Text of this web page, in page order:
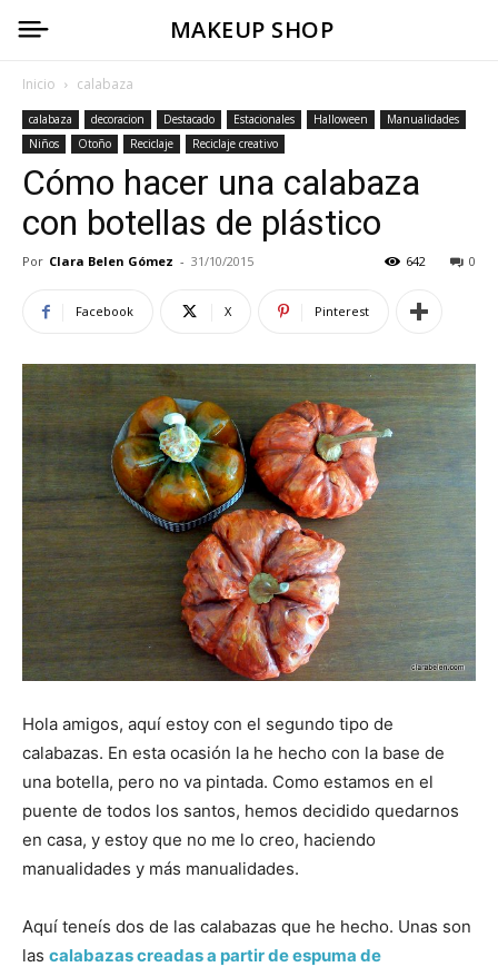
MAKEUP SHOP
Inicio calabaza
calabaza decoracion Destacado Estacionales Halloween
Manualidades
Niños
Otoño Reciclaje Reciclaje creativo
Cómo hacer una calabaza
con botellas de plástico
Por Clara Belen Gómez - 31/10/2015 0
642
Facebook X Pinterest
Hola amigos, aquí estoy con el segundo tipo de
calabazas. En esta ocasión la he hecho con la base de
una botella, pero no va pintada. Como estamos en el
puente de todos los santos, hemos decidido quedarnos
en casa, y estoy que no me lo creo, haciendo
manualidades y más manualidades.
Aquí teneís dos de las calabazas que he hecho. Unas son
las calabazas creadas a partir de espuma de